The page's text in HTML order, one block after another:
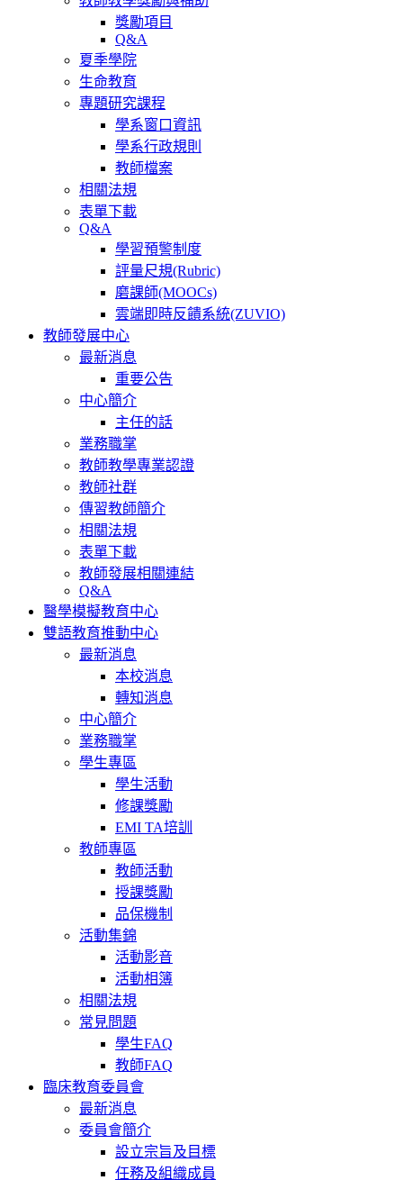
獎勵項目
Q&A
夏季學院
生命教育
專題研究課程
學系窗口資訊
學系行政規則
教師檔案
相關法規
表單下載
Q&A
學習預警制度
評量尺規(Rubric)
磨課師(MOOCs)
雲端即時反饋系統(ZUVIO)
教師發展中心
最新消息
重要公告
中心簡介
主任的話
業務職掌
教師教學專業認證
教師社群
傳習教師簡介
相關法規
表單下載
教師發展相關連結
Q&A
醫學模擬教育中心
雙語教育推動中心
最新消息
本校消息
轉知消息
中心簡介
業務職掌
學生專區
學生活動
修課獎勵
EMI TA培訓
教師專區
教師活動
授課獎勵
品保機制
活動集錦
活動影音
活動相簿
相關法規
常見問題
學生FAQ
教師FAQ
臨床教育委員會
最新消息
委員會簡介
設立宗旨及目標
任務及組織成員